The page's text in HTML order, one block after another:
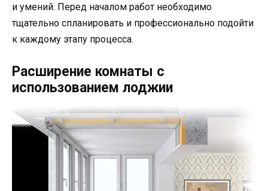
и умений. Перед началом работ необходимо
тщательно спланировать и профессионально подойти
к каждому этапу процесса.
Расширение комнаты с
использованием лоджии